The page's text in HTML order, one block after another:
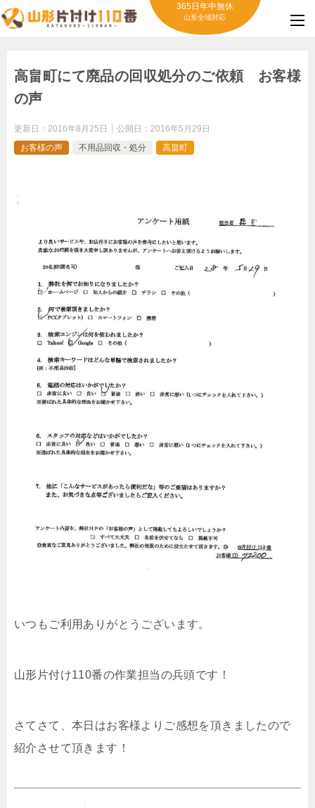
365日年中無休
山形全域対応
高畠町にて廃品の回収処分のご依頼 お客様
の声
更新日： 2016年8月25日 公開日： 2016年5月29日
お客様の声
不用品回収・処分 高畠町
いつもご利用ありがとうございます。
山形片付け110番の作業担当の兵頭です！
さてさて、本日はお客様よりご感想を頂きましたので
紹介させて頂きます！